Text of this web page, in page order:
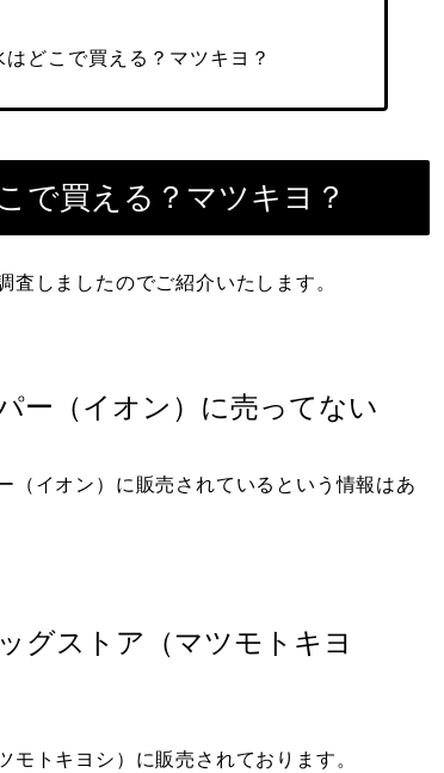
どこで買える？マツキヨ？
で買える？マツキヨ？
しましたのでご紹介いたします。
ー（イオン）に売ってない
（イオン）に販売されているという情報はあ
グストア（マツモトキヨ
トキヨシ）に販売されております。